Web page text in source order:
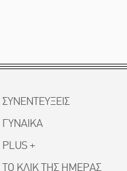
ΣΥΝΕΝΤΕΥΞΕΙΣ
ΓΥΝΑΙΚΑ
PLUS +
ΤΟ ΚΛΙΚ ΤΗΣ ΗΜΕΡΑΣ